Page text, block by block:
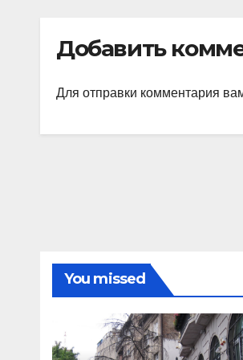
Добавить
Для отправки комментария
You missed